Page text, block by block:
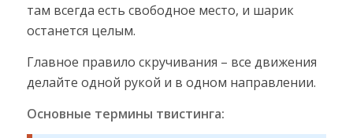
там всегда есть свободное место, и шарик
останется целым.
Главное правило скручивания – все движения
делайте одной рукой и в одном направлении.
Основные термины твистинга: